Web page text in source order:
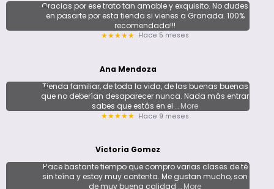
Gracias por ese trato tan amable y exquisito. No dudes
en pasarte por esta tienda si vienes a Granada. 100%
recomendada!!!
★★★★★ Hace 5 meses
Ana Mendoza
Tienda familiar, de toda la vida, de las buenas buenas
que no deberían desaparecer nunca. Nada más entrar
sabes que estás en el … More
★★★★★ Hace 9 meses
Victoria Gomez
Hace bastante tiempo que compro varias clases de té
sin teína y estoy muy contenta. Me gustan mucho, son
de muy buena calidad … More